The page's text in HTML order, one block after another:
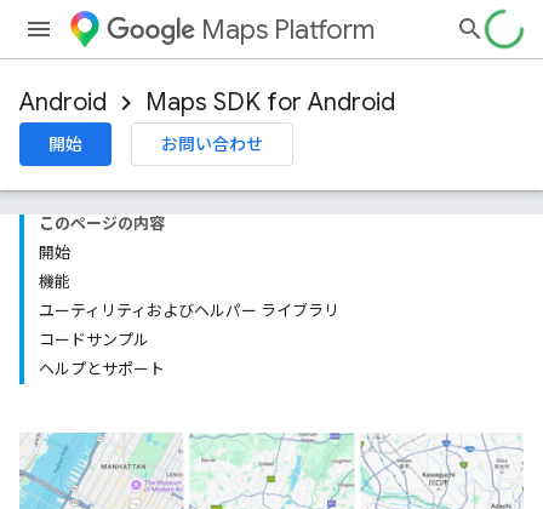
Maps Platform
Android Maps SDK for Android
開始 お問い合わせ
このページの内容
開始
機能
ユーティリティおよびヘルパー ライブラリ
コードサンプル
ヘルプとサポート